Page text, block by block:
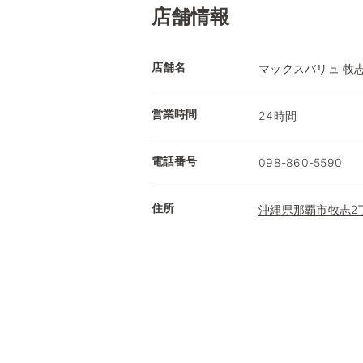
店舗情報
店舗名 マックスバリュ 牧
営業時間 24時間
電話番号 098-860-5590
住所 沖縄県那覇市牧志2